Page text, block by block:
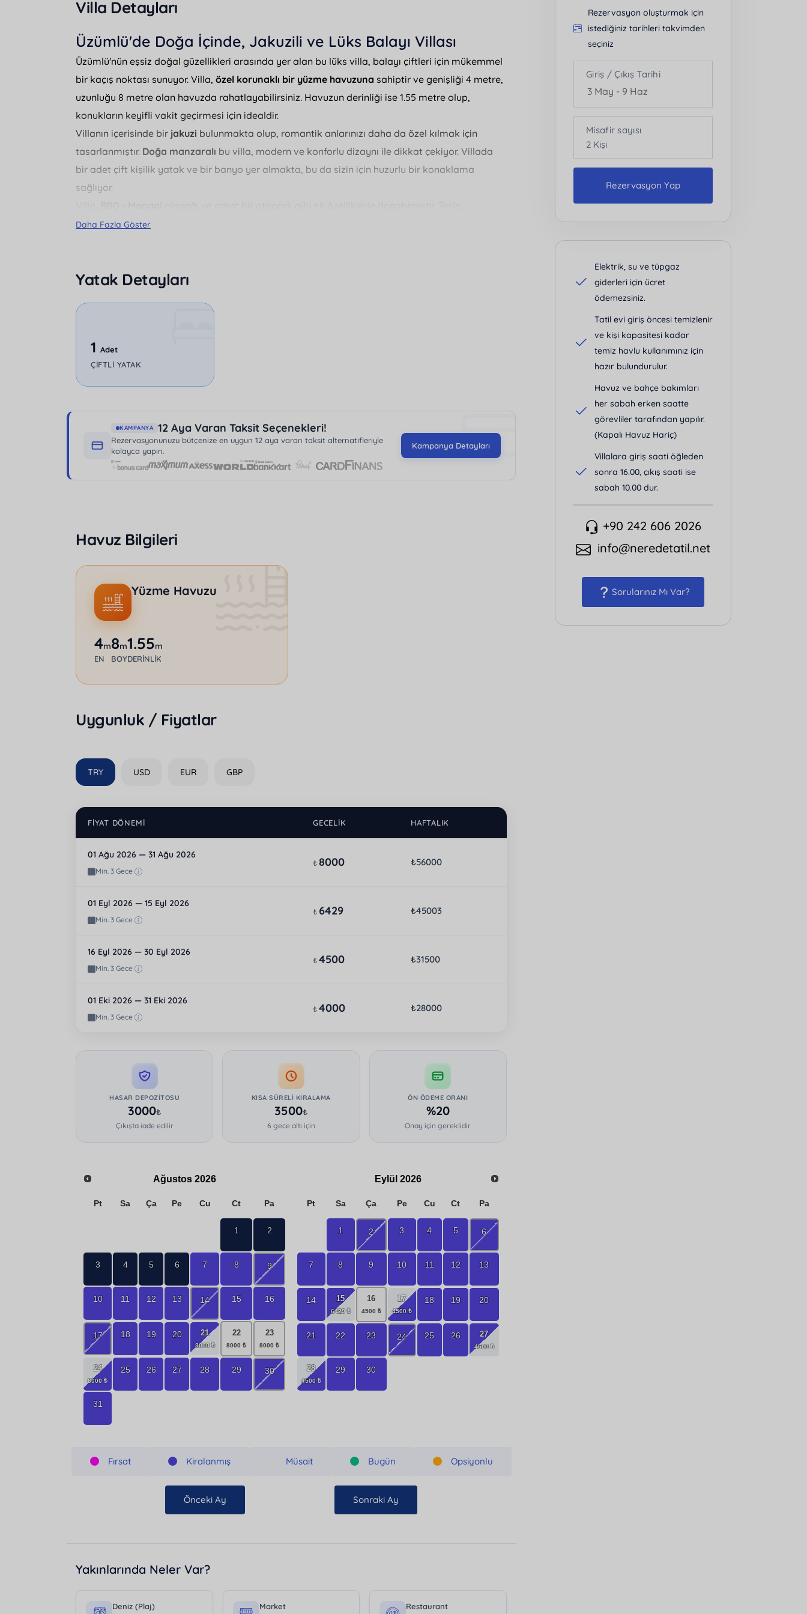
Villa Detayları
Üzümlü'de Doğa İçinde, Jakuzili ve Lüks Balayı Villası
Üzümlü'nün eşsiz doğal güzellikleri arasında yer alan bu lüks villa, balayı çiftleri için mükemmel
bir kaçış noktası sunuyor. Villa, özel korunaklı bir yüzme havuzuna sahiptir ve genişliği 4 metre,
uzunluğu 8 metre olan havuzda rahatlayabilirsiniz. Havuzun derinliği ise 1.55 metre olup,
konukların keyifli vakit geçirmesi için idealdir.
Villanın içerisinde bir jakuzi bulunmakta olup, romantik anlarınızı daha da özel kılmak için
tasarlanmıştır. Doğa manzaralı bu villa, modern ve konforlu dizaynı ile dikkat çekiyor. Villada
bir adet çift kişilik yatak ve bir banyo yer almakta, bu da sizin için huzurlu bir konaklama
sağlıyor.
muhafazakar misafirler
restoran, market ve diğer alanlara da kolay erişim sunmaktadır. Eşsiz bir tatil deneyimi
Daha Fazla Göster
Yatak Detayları
1 Adet
ÇIFTLI YATAK
KAMPANYA 12 Aya Varan Taksit Seçenekleri!
Rezervasyonunuzu bütçenize en uygun 12 aya varan taksit alternatifleriyle
kolayca yapın.
Kampanya Detayları
Havuz Bilgileri
Yüzme Havuzu
4m
EN
8m
BOY
1.55m
DERINLIK
Uygunluk / Fiyatlar
TRY USD EUR GBP
FIYAT DÖNEMI GECELIK HAFTALIK
01 Ağu 2026 — 31 Ağu 2026
Min. 3 Gece
₺8000 ₺56000
01 Eyl 2026 — 15 Eyl 2026
Min. 3 Gece
₺ 6429 ₺45003
16 Eyl 2026 — 30 Eyl 2026
Min. 3 Gece
₺4500 ₺31500
01 Eki 2026 — 31 Eki 2026
Min. 3 Gece
₺4000 ₺28000
HASAR DEPOZITOSU
3000₺
Çıkışta iade edilir
KISA SÜRELI KIRALAMA
3500₺
6 gece altı için
ÖN ÖDEME ORANI
%20
Onay için gereklidir
Ağustos 2026
Pt Sa Ça Pe Cu Ct Pa
1 2
3 4 5 6 7 8 9
10 11 12 13 14 15 16
17 18 19 20 21 22 23
24 25 26 27 28 29 30
31
Eylül 2026
Pt Sa Ça Pe Cu Ct Pa
1 2 3 4 5 6
7 8 9 10 11 12 13
14 15 16 17 18 19 20
21 22 23 24 25 26 27
28 29 30
Fırsat Kiralanmış Müsait Bugün Opsiyonlu
Önceki Ay Sonraki Ay
Yakınlarında Neler Var?
Deniz (Plaj) Market Restaurant
Rezervasyon oluşturmak için
istediğiniz tarihleri takvimden
seçiniz
Giriş / Çıkış Tarihi
Misafir sayısı
2 Kişi
Kişi Sayısı
Rezervasyon Yap
Elektrik, su ve tüpgaz
giderleri için ücret
ödemezsiniz.
Tatil evi giriş öncesi temizlenir
ve kişi kapasitesi kadar
temiz havlu kullanımınız için
hazır bulundurulur.
Havuz ve bahçe bakımları
her sabah erken saatte
görevliler tarafından yapılır.
(Kapalı Havuz Hariç)
Villalara giriş saati öğleden
sonra 16.00, çıkış saati ise
sabah 10.00 dur.
+90 242 606 2026
info@neredetatil.net
Sorularınız Mı Var?